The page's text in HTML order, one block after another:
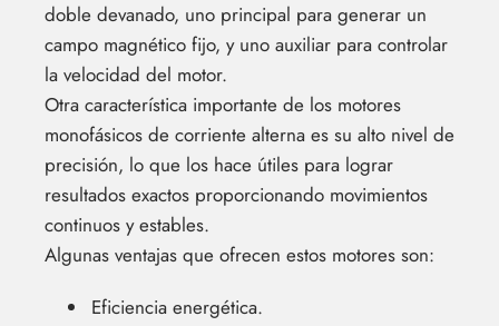
doble devanado, uno principal para generar un
campo magnético fijo, y uno auxiliar para controlar
la velocidad del motor.
Otra característica importante de los motores
monofásicos de corriente alterna es su alto nivel de
precisión, lo que los hace útiles para lograr
resultados exactos proporcionando movimientos
continuos y estables.
Algunas ventajas que ofrecen estos motores son:
Eficiencia energética.